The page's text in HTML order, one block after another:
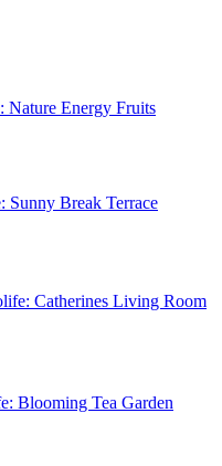
Nature Energy Fruits
Sunny Break Terrace
Catherines Living Room
Blooming Tea Garden